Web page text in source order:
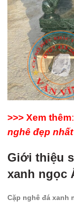
>>> Xem thêm:
nghê đẹp nhất
Giới thiệu
xanh ngọc
Cặp nghê đá xanh